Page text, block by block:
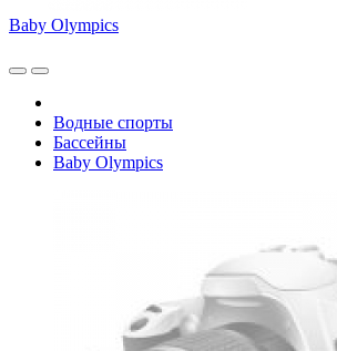
Baby Olympics
Водные спорты
Бассейны
Baby Olympics